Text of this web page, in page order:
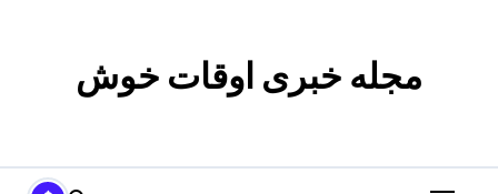
مجله خبری اوقات خوش